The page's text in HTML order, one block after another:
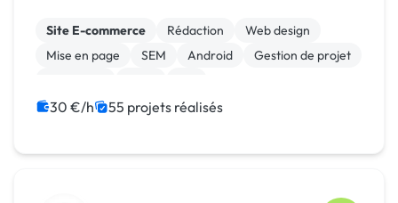
Site E-commerce Rédaction
Web design
Mise en page
SEM Android
Gestion de projet
30 €/h 55 projets réalisés